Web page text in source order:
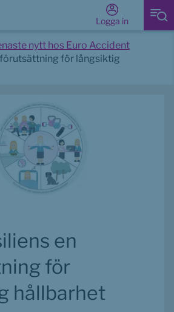
Logga in
nytt hos Euro Accident
för långsiktig
en
för
hållbarhet